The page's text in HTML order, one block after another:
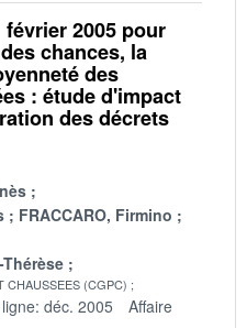
février 2005 pour
chances, la
des
: étude d'impact
des décrets
FRACCARO, Firmino
Thérèse
CHAUSSEES (CGPC)
déc. 2005
Affaire